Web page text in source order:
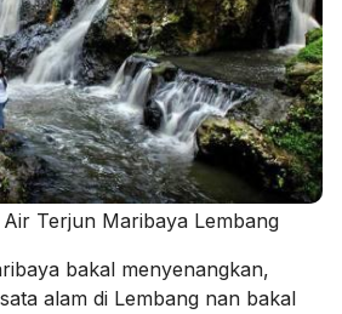
Terjun Maribaya Lembang
bakal menyenangkan,
alam di Lembang nan bakal